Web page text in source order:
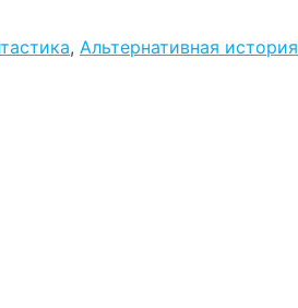
, Альтернативная история